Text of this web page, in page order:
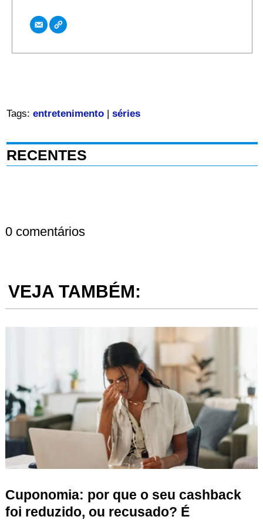
Tags: entretenimento| séries
RECENTES
0 comentários
VEJA TAMBÉM:
Cuponomia: por que o seu cashback
foi reduzido, ou recusado? É